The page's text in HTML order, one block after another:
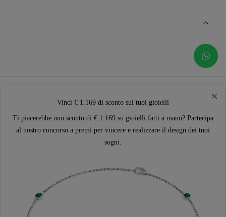
Vinci € 1.169 di sconto sui tuoi gioielli
Ti piacerebbe uno sconto di € 1.169 su gioielli fatti a mano? Partecipa
al nostro concorso a premi per vincere e realizzare il design dei tuoi
sogni.